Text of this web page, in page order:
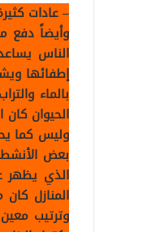
– عادات
وأيضاً دفع
الناس
إطفائها
بالماء
الحيوان
وليس كما
بعض
الذي يظهر
المنازل
وترتيب